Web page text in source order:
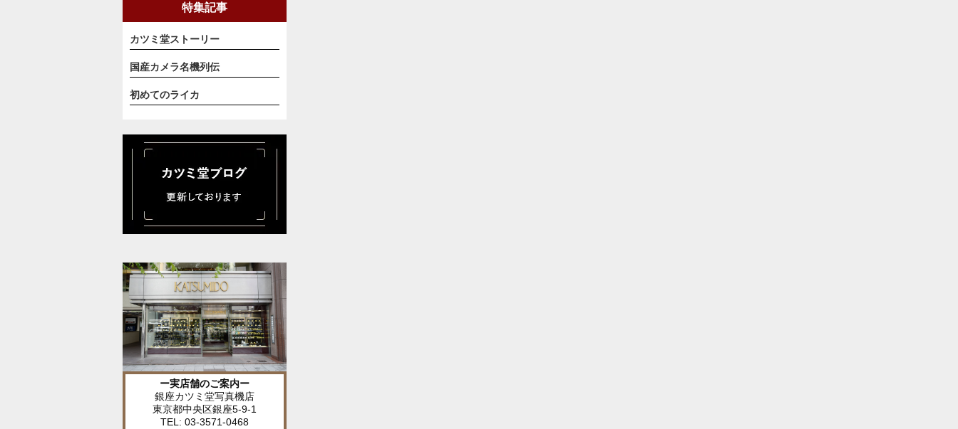
特集記事
カツミ堂ストーリー
国産カメラ名機列伝
初めてのライカ
ー実店舗のご案内ー
銀座カツミ堂写真機店
東京都中央区銀座5-9-1
TEL: 03-3571-0468